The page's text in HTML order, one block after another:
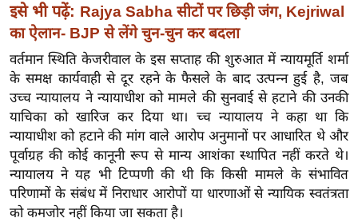
र्ल्ड
न्यू
ज
ब्री
फ
म
नो
रं
ज
न
इसे भी पढ़ें: Rajya Sabha सीटों पर छिड़ी जंग, Kejriwal
का ऐलान- BJP से लेंगे चुन-चुन कर बदला
वर्तमान स्थिति केजरीवाल के इस सप्ताह की शुरुआत में न्यायमूर्ति शर्मा
के समक्ष कार्यवाही से दूर रहने के फैसले के बाद उत्पन्न हुई है, जब
उच्च न्यायालय ने न्यायाधीश को मामले की सुनवाई से हटाने की उनकी
याचिका को खारिज कर दिया था। च्च न्यायालय ने कहा था कि
न्यायाधीश को हटाने की मांग वाले आरोप अनुमानों पर आधारित थे और
पूर्वाग्रह की कोई कानूनी रूप से मान्य आशंका स्थापित नहीं करते थे।
न्यायालय ने यह भी टिप्पणी की थी कि किसी मामले के संभावित
परिणामों के संबंध में निराधार आरोपों या धारणाओं से न्यायिक स्वतंत्रता
को कमजोर नहीं किया जा सकता है।